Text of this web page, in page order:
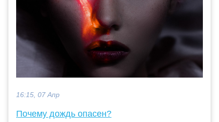
16:15, 07 Апр
Почему дождь опасен?